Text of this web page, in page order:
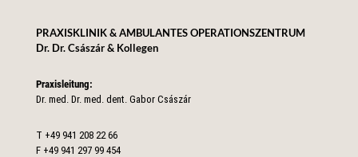
PRAXISKLINIK & AMBULANTES OPERATIONSZENTRUM
Dr. Dr. Császár & Kollegen
Praxisleitung:
Dr. med. Dr. med. dent. Gabor Császár
T +49 941 208 22 66
F +49 941 297 99 454